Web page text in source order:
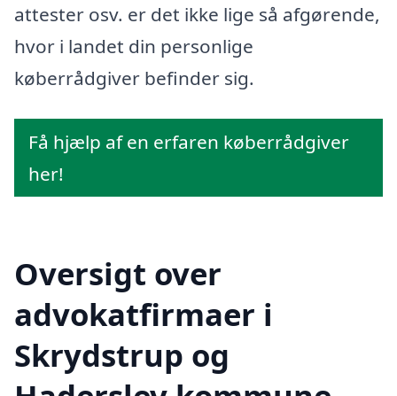
attester osv. er det ikke lige så afgørende,
hvor i landet din personlige
køberrådgiver befinder sig.
Få hjælp af en erfaren køberrådgiver
her!
Oversigt over
advokatfirmaer i
Skrydstrup og